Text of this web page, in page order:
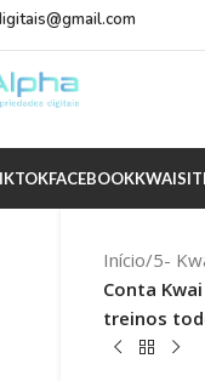
FACEBOOKKWAI
Início/5-
Conta
treinos